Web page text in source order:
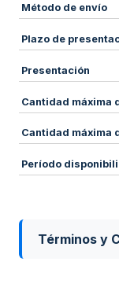
Método de envío
Plazo de
Presentación
Cantidad máxima
Cantidad máxima
Período
Términos y